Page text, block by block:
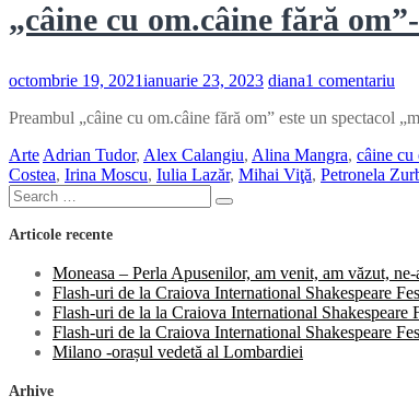
„câine cu om.câine fără
octombrie 19, 2021ianuarie 23, 2023 diana1 comentariu
cu
fără
Preambul „câine cu om.câine fără om” este un spectacol
Arte Adrian Tudor, Alex Calangiu, Alina Mangra, câine cu
Costea, Irina Moscu, Iulia Lazăr, Mihai Viţă, Petronela
Search
for:
Search
Articole recente
Moneasa – Perla Apusenilor, am venit, am văzut,
Flash-uri de la Craiova International Shakespeare
Flash-uri de la la Craiova International
Flash-uri de la Craiova International Shakespeare
Milano -orașul vedetă al Lombardiei
Arhive